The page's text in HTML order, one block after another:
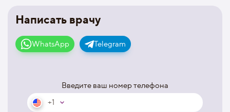
Написать врачу
WhatsApp Telegram
Введите ваш номер телефона
+1